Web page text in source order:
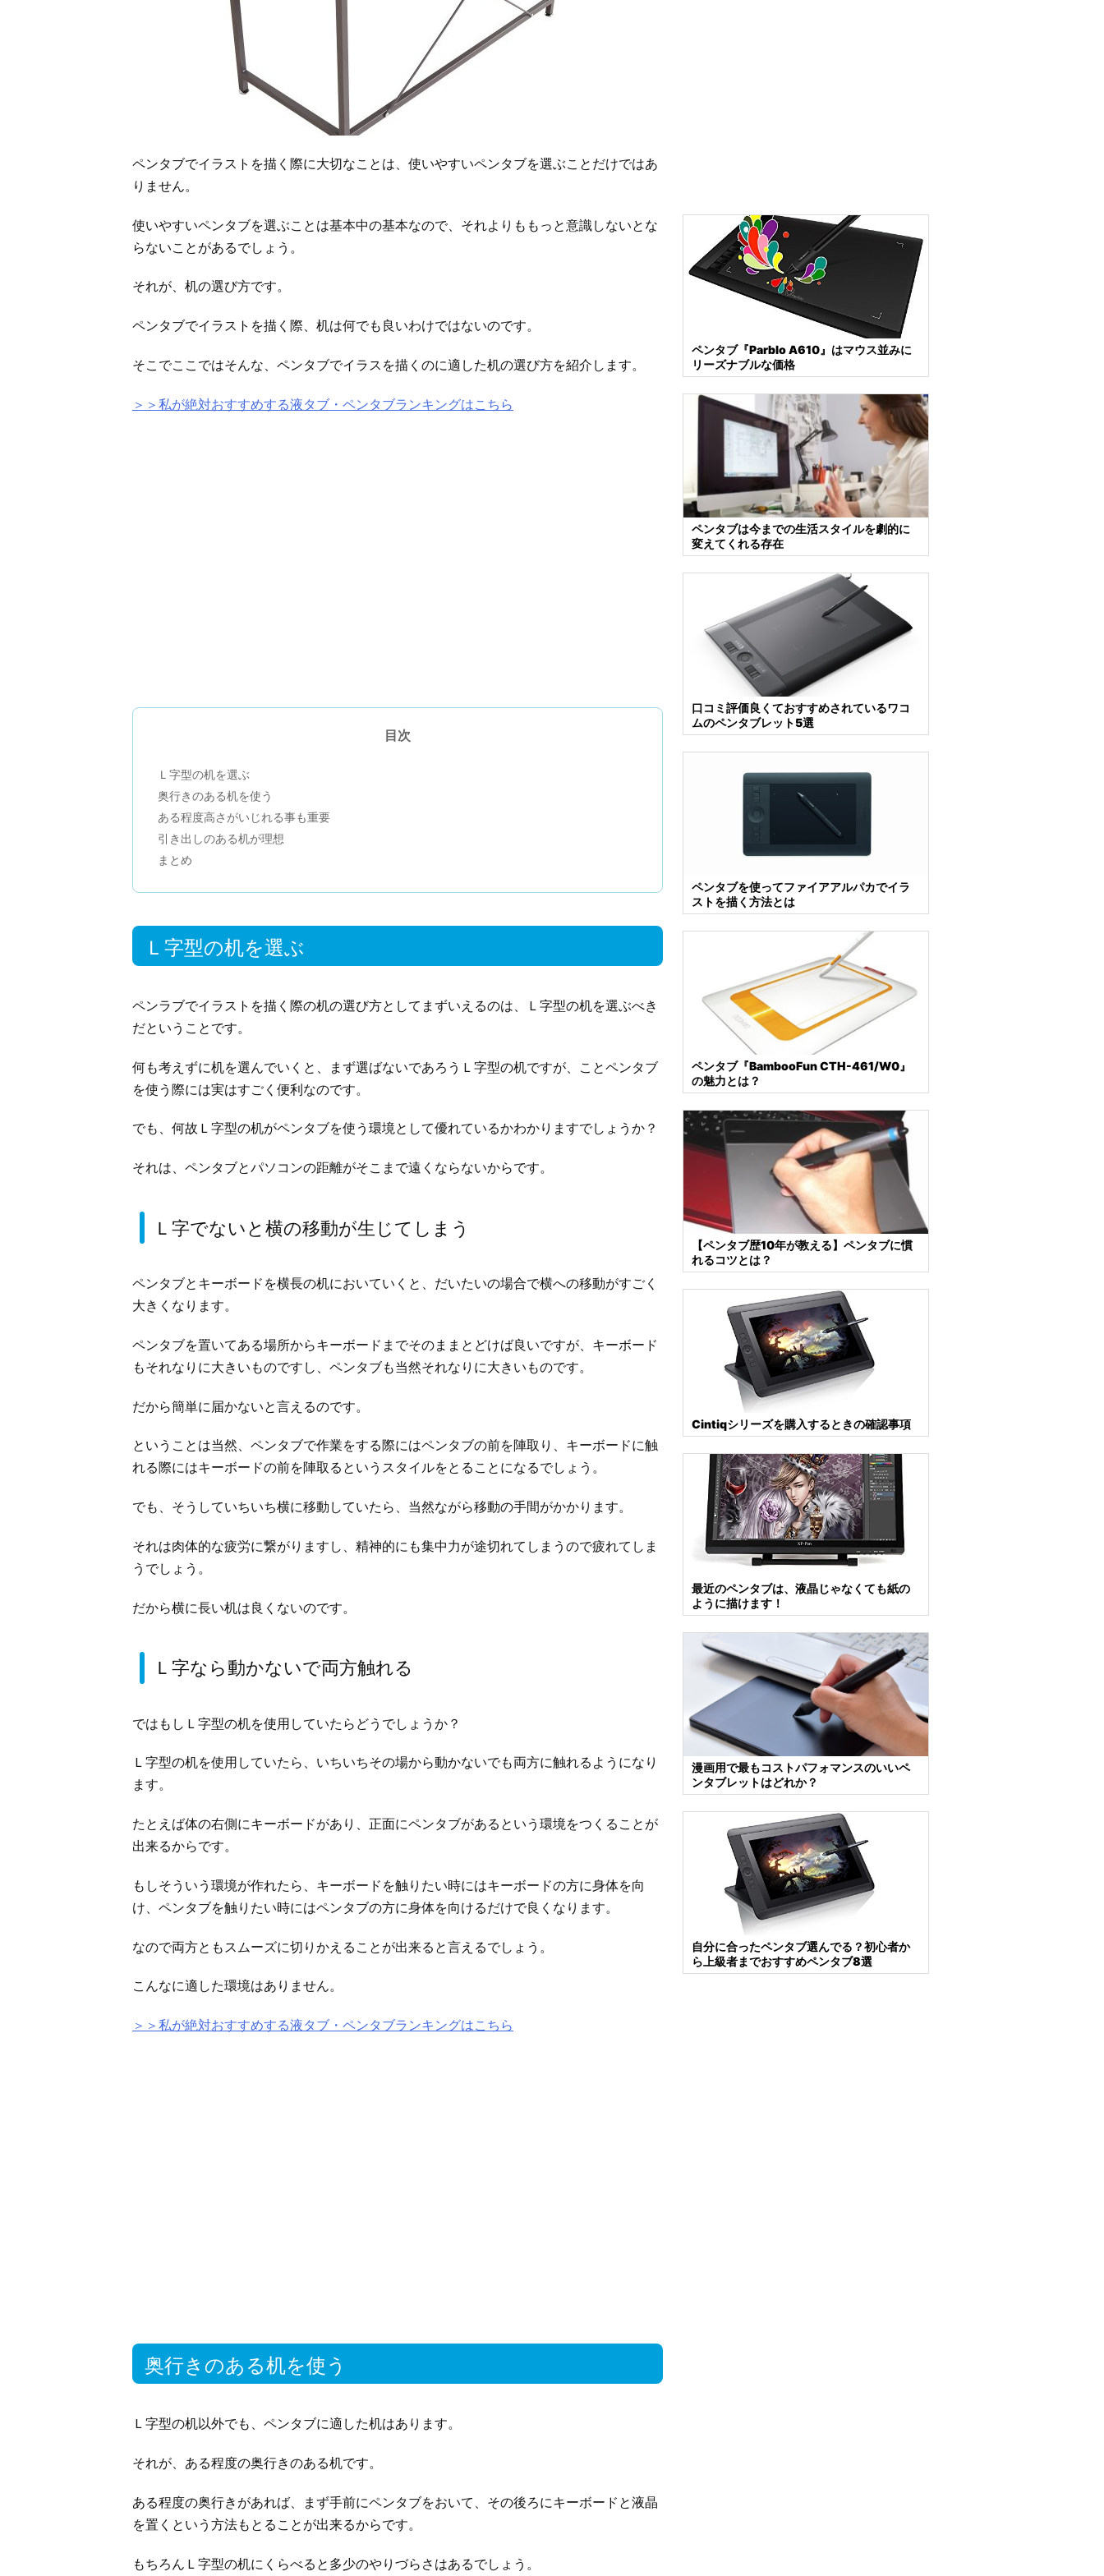
ペンタブでイラストを描く際に大切なことは、使いやすいペンタブを選ぶことだけではあ
りません。
使いやすいペンタブを選ぶことは基本中の基本なので、それよりももっと意識しないとな
らないことがあるでしょう。
それが、机の選び方です。
ペンタブでイラストを描く際、机は何でも良いわけではないのです。
そこでここではそんな、ペンタブでイラスを描くのに適した机の選び方を紹介します。
＞＞私が絶対おすすめする液タブ・ペンタブランキングはこちら
目次
Ｌ字型の机を選ぶ
奥行きのある机を使う
ある程度高さがいじれる事も重要
引き出しのある机が理想
まとめ
Ｌ字型の机を選ぶ
ペンラブでイラストを描く際の机の選び方としてまずいえるのは、Ｌ字型の机を選ぶべき
だということです。
何も考えずに机を選んでいくと、まず選ばないであろうＬ字型の机ですが、ことペンタブ
を使う際には実はすごく便利なのです。
でも、何故Ｌ字型の机がペンタブを使う環境として優れているかわかりますでしょうか？
それは、ペンタブとパソコンの距離がそこまで遠くならないからです。
Ｌ字でないと横の移動が生じてしまう
ペンタブとキーボードを横長の机においていくと、だいたいの場合で横への移動がすごく
大きくなります。
ペンタブを置いてある場所からキーボードまでそのままとどけば良いですが、キーボード
もそれなりに大きいものですし、ペンタブも当然それなりに大きいものです。
だから簡単に届かないと言えるのです。
ということは当然、ペンタブで作業をする際にはペンタブの前を陣取り、キーボードに触
れる際にはキーボードの前を陣取るというスタイルをとることになるでしょう。
でも、そうしていちいち横に移動していたら、当然ながら移動の手間がかかります。
それは肉体的な疲労に繋がりますし、精神的にも集中力が途切れてしまうので疲れてしま
うでしょう。
だから横に長い机は良くないのです。
Ｌ字なら動かないで両方触れる
ではもしＬ字型の机を使用していたらどうでしょうか？
Ｌ字型の机を使用していたら、いちいちその場から動かないでも両方に触れるようになり
ます。
たとえば体の右側にキーボードがあり、正面にペンタブがあるという環境をつくることが
出来るからです。
もしそういう環境が作れたら、キーボードを触りたい時にはキーボードの方に身体を向
け、ペンタブを触りたい時にはペンタブの方に身体を向けるだけで良くなります。
なので両方ともスムーズに切りかえることが出来ると言えるでしょう。
こんなに適した環境はありません。
＞＞私が絶対おすすめする液タブ・ペンタブランキングはこちら
奥行きのある机を使う
Ｌ字型の机以外でも、ペンタブに適した机はあります。
それが、ある程度の奥行きのある机です。
ある程度の奥行きがあれば、まず手前にペンタブをおいて、その後ろにキーボードと液晶
を置くという方法もとることが出来るからです。
もちろんＬ字型の机にくらべると多少のやりづらさはあるでしょう。
ペンタブ『Parblo A610』はマウス並みに
リーズナブルな価格
ペンタブは今までの生活スタイルを劇的に
変えてくれる存在
口コミ評価良くておすすめされているワコ
ムのペンタブレット5選
ペンタブを使ってファイアアルパカでイラ
ストを描く方法とは
ペンタブ『BambooFun CTH-461/W0』
の魅力とは？
【ペンタブ歴10年が教える】ペンタブに慣
れるコツとは？
Cintiqシリーズを購入するときの確認事項
最近のペンタブは、液晶じゃなくても紙の
ように描けます！
漫画用で最もコストパフォマンスのいいペ
ンタブレットはどれか？
自分に合ったペンタブ選んでる？初心者か
ら上級者までおすすめペンタブ8選